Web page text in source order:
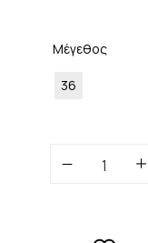
Μέγεθος
36